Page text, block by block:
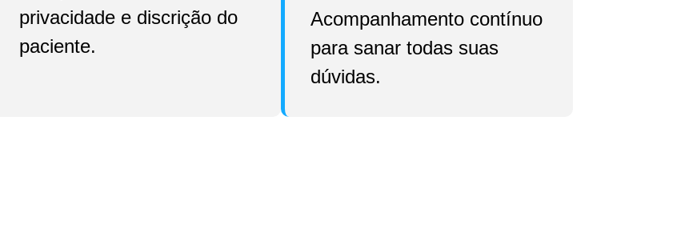
privacidade e discrição do
paciente.
Acompanhamento contínuo
para sanar todas suas
dúvidas.